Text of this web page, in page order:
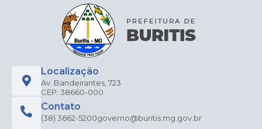
Localização
Av. Bandeirantes, 723
CEP: 38660-000
Contato
(38) 3662-5200governo@buritis.mg.gov.br